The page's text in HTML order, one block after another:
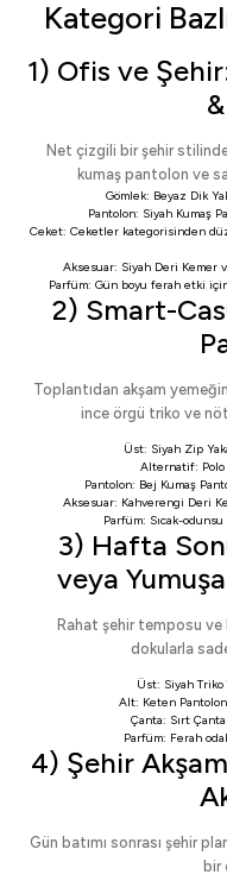
Kategori
1) Ofis ve
Net çizgili bir şehir
kumaş pantolon ve
Gömlek: Beyaz Dik
Pantolon: Siyah Kumaş
Ceket: Ceketler kategorisinden
Aksesuar: Siyah Deri Kemer
Parfüm: Gün boyu ferah etki
2) Smart-
Toplantıdan akşam
ince örgü triko ve
Üst: Siyah Zip
Alternatif:
Pantolon: Bej Kumaş
Aksesuar: Kahverengi Deri
Parfüm: Sıcak-
3) Hafta
veya
Rahat şehir temposu ve
dokularla
Üst: Siyah
Alt: Keten Pantolon
Çanta: Sırt
Parfüm: Ferah
4) Şehir
Gün batımı sonrası şehir
bir